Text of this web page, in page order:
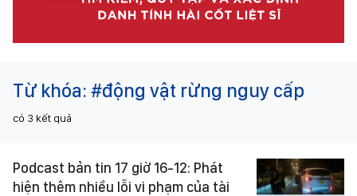
Từ khóa: #động vật rừng nguy cấp
có 3 kết quả
Podcast bản tin 17 giờ 16-12: Phát
hiện thêm nhiều lỗi vi phạm của tài